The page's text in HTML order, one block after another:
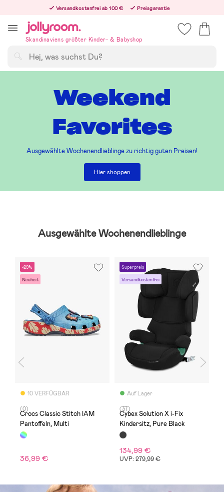
innehållet
Versandkostenfrei ab 100 €
Preisgarantie
Bestelle heute, dann versenden wir direkt nach dem Feiertag
Skandinaviens größter Kinder- & Babyshop
Weekend
Favorites
Ausgewählte Wochenendlieblinge zu richtig guten Preisen!
Hier shoppen
Ausgewählte Wochenendlieblinge
-29%
Neuheit
10 VERFÜGBAR
(0)
Crocs Classic Stitch IAM
Pantoffeln, Multi
36,99 €
Superpreis
Versandkostenfrei
Auf Lager
(37)
Cybex Solution X i-Fix
Kindersitz, Pure Black
134,99 €
UVP: 279,99 €